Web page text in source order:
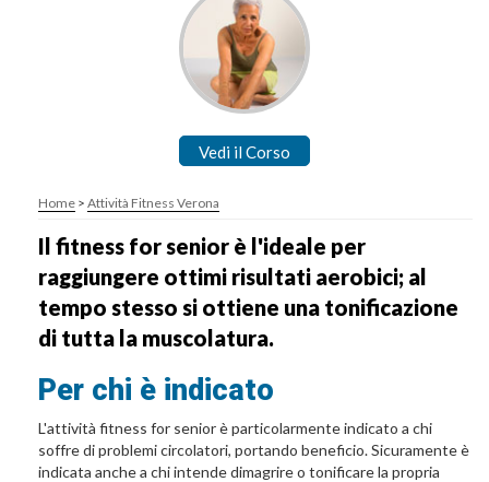
Vedi il Corso
Home > Attività Fitness Verona
Il fitness for senior è l'ideale per
raggiungere ottimi risultati aerobici; al
tempo stesso si ottiene una tonificazione
di tutta la muscolatura.
Per chi è indicato
L'attività fitness for senior è particolarmente indicato a chi
soffre di problemi circolatori, portando beneficio. Sicuramente è
indicata anche a chi intende dimagrire o tonificare la propria